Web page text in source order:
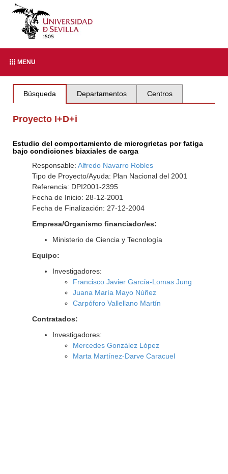
MENU
Búsqueda Departamentos Centros
Proyecto I+D+i
Estudio del comportamiento de microgrietas por fatiga
bajo condiciones biaxiales de carga
Responsable: Alfredo Navarro Robles
Tipo de Proyecto/Ayuda: Plan Nacional del 2001
Referencia: DPI2001-2395
Fecha de Inicio: 28-12-2001
Fecha de Finalización: 27-12-2004
Empresa/Organismo financiador/es:
Ministerio de Ciencia y Tecnología
Equipo:
Investigadores:
Francisco Javier García-Lomas Jung
Juana María Mayo Núñez
Carpóforo Vallellano Martín
Contratados:
Investigadores:
Mercedes González López
Marta Martínez-Darve Caracuel